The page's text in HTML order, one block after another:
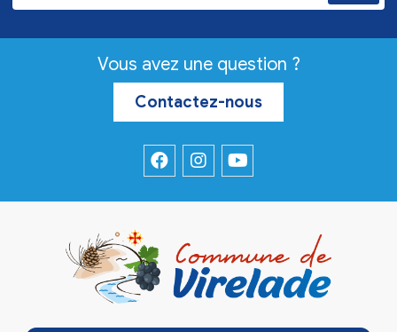
Vous avez une question ?
Contactez-nous